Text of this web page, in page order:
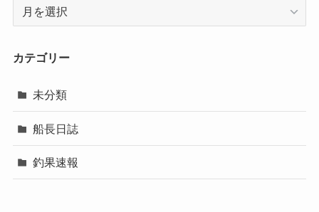
イ
カテゴリー
未分類
船長日誌
釣果速報